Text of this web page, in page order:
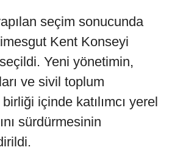
seçim sonucunda
Kent Konseyi
Yeni yönetimin,
ve sivil toplum
içinde katılımcı yerel
sürdürmesinin